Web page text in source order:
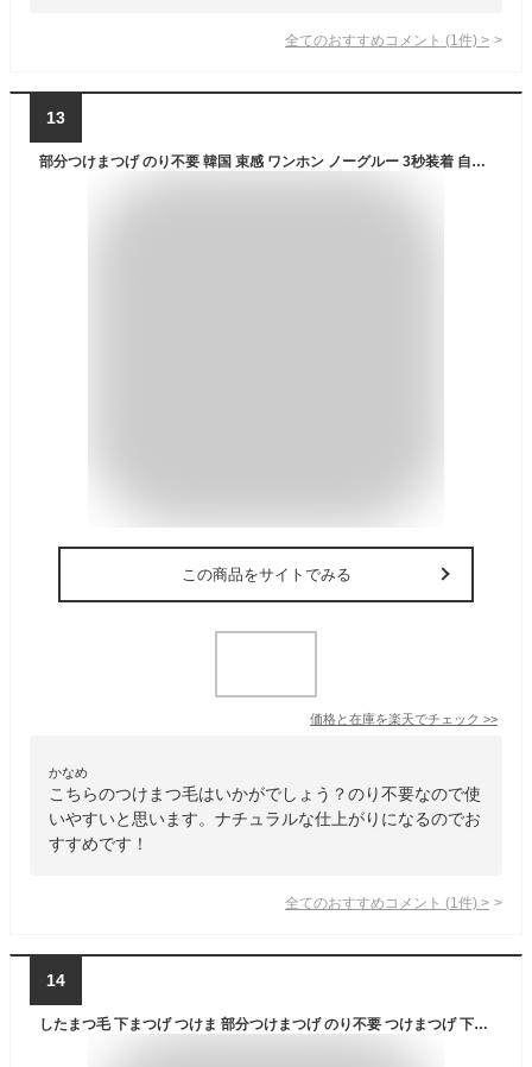
全てのおすすめコメント (1 件) >
13
部分つけまつげ のり不要 韓国 束感 ワンホン ノーグルー 3秒装着 自然 ナチュラル Miuzy Lash 36pcs/60pcs
この商品をサイトでみる
価格と在庫を楽天でチェック >>
かなめ
こちらのつけまつ毛はいかがでしょう？のり不要なので使
いやすいと思います。ナチュラルな仕上がりになるのでお
すすめです！
全てのおすすめコメント (1 件) >
14
したまつ毛 下まつげ つけま 部分つけまつげ のり不要 つけまつげ 下まつ毛 1秒マツエク したまつ毛 つけまつ毛 透明軸 初心者向け 簡単 可愛い 束感 人気 耐久性が高い DIY アイメーク 粘着力強い 落ちにくい のり付き 大容量 120PCS (下まつげ-B002)